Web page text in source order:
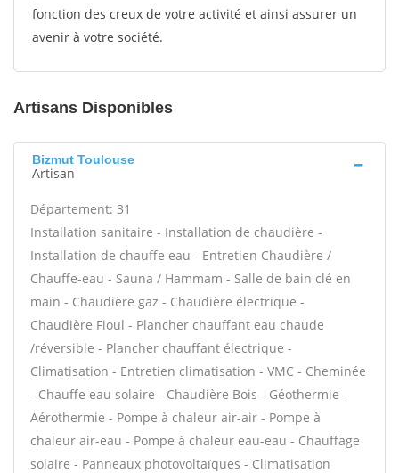
fonction des creux de votre activité et ainsi assurer un
avenir à votre société.
Artisans Disponibles
Bizmut Toulouse
Artisan
Département: 31
Installation sanitaire - Installation de chaudière -
Installation de chauffe eau - Entretien Chaudière /
Chauffe-eau - Sauna / Hammam - Salle de bain clé en
main - Chaudière gaz - Chaudière électrique -
Chaudière Fioul - Plancher chauffant eau chaude
/réversible - Plancher chauffant électrique -
Climatisation - Entretien climatisation - VMC - Cheminée
- Chauffe eau solaire - Chaudière Bois - Géothermie -
Aérothermie - Pompe à chaleur air-air - Pompe à
chaleur air-eau - Pompe à chaleur eau-eau - Chauffage
solaire - Panneaux photovoltaïques - Climatisation